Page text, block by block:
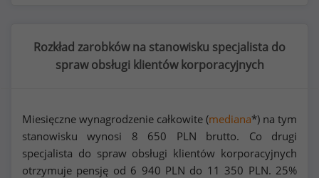
Rozkład zarobków na stanowisku specjalista do
spraw obsługi klientów korporacyjnych
Miesięczne wynagrodzenie całkowite (mediana*) na tym
stanowisku wynosi 8 650 PLN brutto. Co drugi
specjalista do spraw obsługi klientów korporacyjnych
otrzymuje pensję od 6 940 PLN do 11 350 PLN. 25%